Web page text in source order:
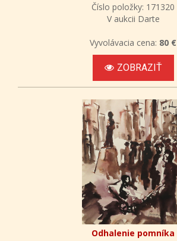
Číslo položky: 171320
V aukcii Darte
Vyvolávacia cena: 80 €
ZOBRAZIŤ
Odhalenie pomníka